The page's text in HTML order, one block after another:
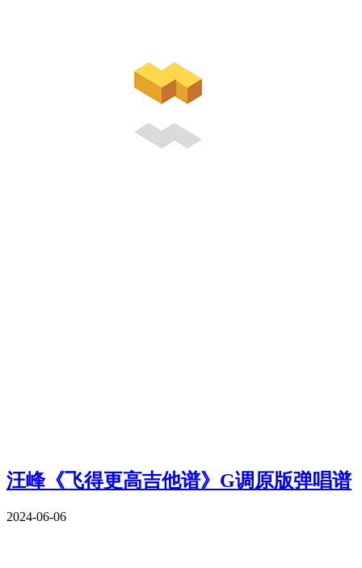
汪峰《飞得更高吉他谱》G调原版弹唱谱
2024-06-06